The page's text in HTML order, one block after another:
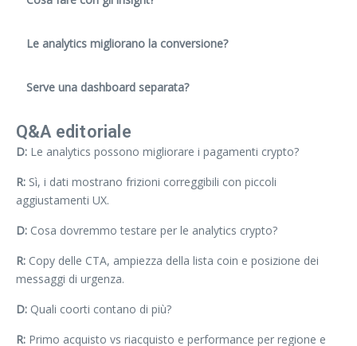
Le analytics migliorano la conversione?
Serve una dashboard separata?
Q&A editoriale
D: Le analytics possono migliorare i pagamenti crypto?
R: Sì, i dati mostrano frizioni correggibili con piccoli
aggiustamenti UX.
D: Cosa dovremmo testare per le analytics crypto?
R: Copy delle CTA, ampiezza della lista coin e posizione dei
messaggi di urgenza.
D: Quali coorti contano di più?
R: Primo acquisto vs riacquisto e performance per regione e